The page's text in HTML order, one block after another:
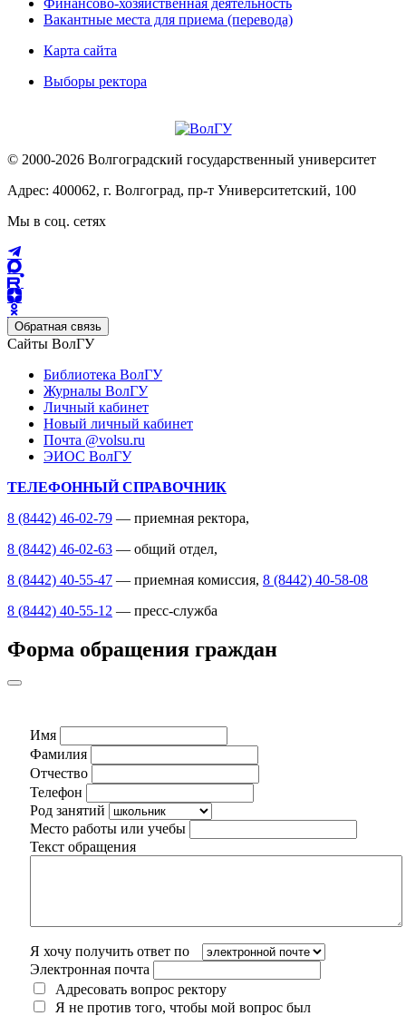
Финансово-хозяйственная деятельность
Вакантные места для приема (перевода)
Карта сайта
Выборы ректора
© 2000-2026 Волгоградский государственный университет
Адрес: 400062, г. Волгоград, пр-т Университетский, 100
Мы в соц. сетях
Обратная связь
Сайты ВолГУ
Библиотека ВолГУ
Журналы ВолГУ
Личный кабинет
Новый личный кабинет
Почта @volsu.ru
ЭИОС ВолГУ
ТЕЛЕФОННЫЙ СПРАВОЧНИК
8 (8442) 46-02-79 — приемная ректора,
8 (8442) 46-02-63 — общий отдел,
8 (8442) 40-55-47 — приемная комиссия, 8 (8442) 40-58-08
8 (8442) 40-55-12 — пресс-служба
Форма обращения граждан
Имя
Фамилия
Отчество
Телефон
Род занятий
Место работы или учебы
Текст обращения
Я хочу получить ответ по
Электронная почта
Адресовать вопрос ректору
Я не против того, чтобы мой вопрос был